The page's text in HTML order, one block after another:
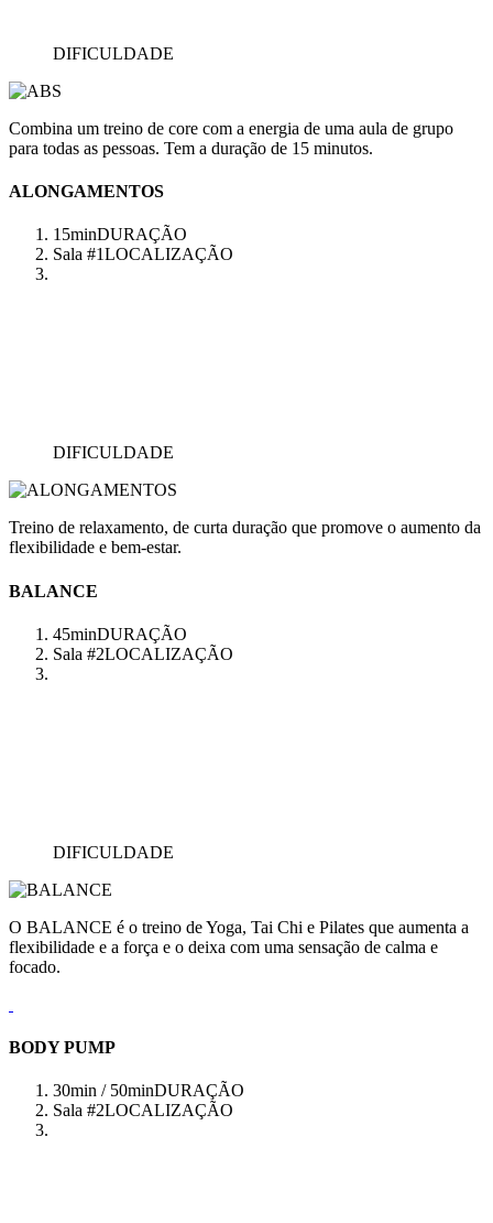
DIFICULDADE
Combina um treino de core com a energia de uma aula de grupo
para todas as pessoas. Tem a duração de 15 minutos.
ALONGAMENTOS
15minDURAÇÃO
Sala #1LOCALIZAÇÃO
DIFICULDADE
Treino de relaxamento, de curta duração que promove o aumento da
flexibilidade e bem-estar.
BALANCE
45minDURAÇÃO
Sala #2LOCALIZAÇÃO
DIFICULDADE
O BALANCE é o treino de Yoga, Tai Chi e Pilates que aumenta a
flexibilidade e a força e o deixa com uma sensação de calma e
focado.
BODY PUMP
30min / 50minDURAÇÃO
Sala #2LOCALIZAÇÃO